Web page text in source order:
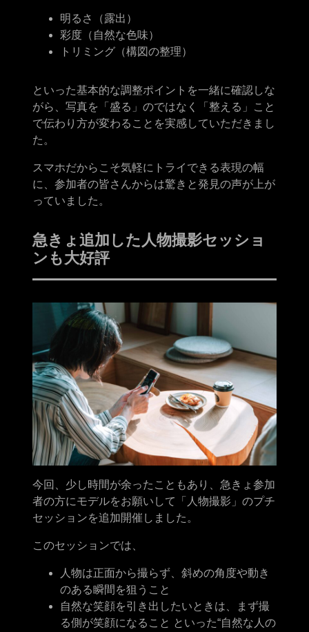
明るさ（露出）
彩度（自然な色味）
トリミング（構図の整理）
といった基本的な調整ポイントを一緒に確認しな
がら、写真を「盛る」のではなく「整える」こと
で伝わり方が変わることを実感していただきまし
た。
スマホだからこそ気軽にトライできる表現の幅
に、参加者の皆さんからは驚きと発見の声が上が
っていました。
急きょ追加した人物撮影セッショ
ンも大好評
今回、少し時間が余ったこともあり、急きょ参加
者の方にモデルをお願いして「人物撮影」のプチ
セッションを追加開催しました。
このセッションでは、
人物は正面から撮らず、斜めの角度や動き
のある瞬間を狙うこと
自然な笑顔を引き出したいときは、まず撮
る側が笑顔になること といった“自然な人の